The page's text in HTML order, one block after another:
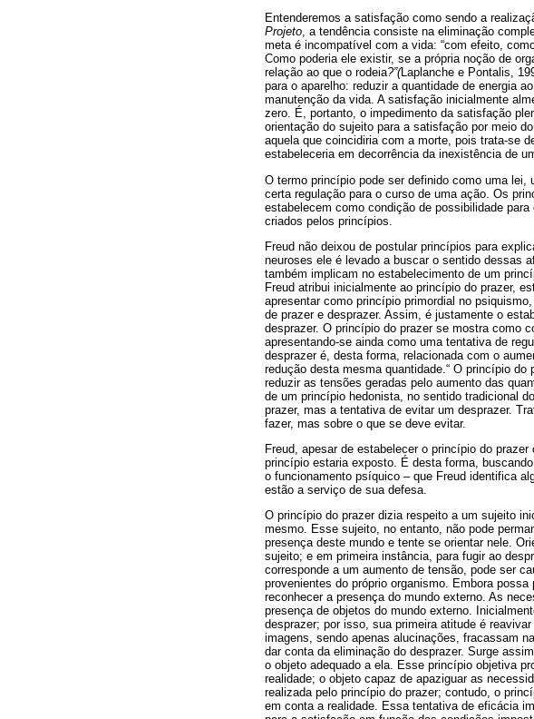
Entenderemos a satisfação como sendo a
Projeto, a tendência consiste na eliminação
meta é incompatível com a vida: “com efeito,
Como poderia ele existir, se a própria noção de
relação ao que o rodeia?”(Laplanche e Pontalis,
para o aparelho: reduzir a quantidade de energia
manutenção da vida. A satisfação inicialmente
zero. É, portanto, o impedimento da satisfação
orientação do sujeito para a satisfação por meio
aquela que coincidiria com a morte, pois trata-se
estabeleceria em decorrência da inexistência de
O termo princípio pode ser definido como uma lei,
certa regulação para o curso de uma ação. Os
estabelecem como condição de possibilidade
criados pelos princípios.
Freud não deixou de postular princípios para
neuroses ele é levado a buscar o sentido dessas
também implicam no estabelecimento de um
Freud atribui inicialmente ao princípio do prazer,
apresentar como princípio primordial no
de prazer e desprazer. Assim, é justamente o
desprazer. O princípio do prazer se mostra como
apresentando-se ainda como uma tentativa de
desprazer é, desta forma, relacionada com o
redução desta mesma quantidade.“ O princípio
reduzir as tensões geradas pelo aumento das
de um princípio hedonista, no sentido tradicional
prazer, mas a tentativa de evitar um desprazer.
fazer, mas sobre o que se deve evitar.
Freud, apesar de estabelecer o princípio do
princípio estaria exposto. É desta forma,
o funcionamento psíquico – que Freud identifica
estão a serviço de sua defesa.
O princípio do prazer dizia respeito a um sujeito
mesmo. Esse sujeito, no entanto, não pode
presença deste mundo e tente se orientar nele.
sujeito; e em primeira instância, para fugir ao
corresponde a um aumento de tensão, pode ser
provenientes do próprio organismo. Embora
reconhecer a presença do mundo externo. As
presença de objetos do mundo externo.
desprazer; por isso, sua primeira atitude é
imagens, sendo apenas alucinações, fracassam
dar conta da eliminação do desprazer. Surge
o objeto adequado a ela. Esse princípio objetiva
realidade; o objeto capaz de apaziguar as
realizada pelo princípio do prazer; contudo, o
em conta a realidade. Essa tentativa de eficácia